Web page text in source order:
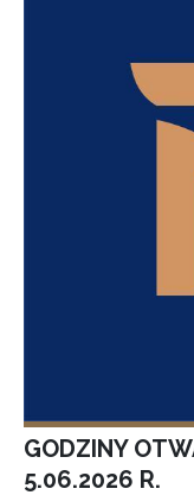
GODZINY
5.06.2026 R.